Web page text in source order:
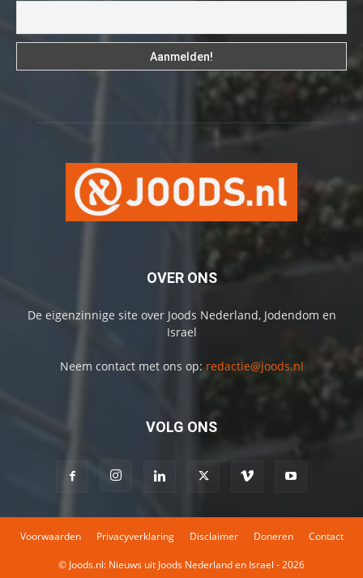
OVER ONS
De eigenzinnige site over Joods Nederland, Jodendom en
Israel
Neem contact met ons op: redactie@joods.nl
VOLG ONS
Voorwaarden Privacyverklaring Disclaimer Doneren Contact
© Joods.nl: Nieuws uit Joods Nederland en Israel - 2026